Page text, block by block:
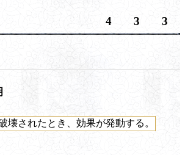
4 3 3
壊されたとき、効果が発動する。